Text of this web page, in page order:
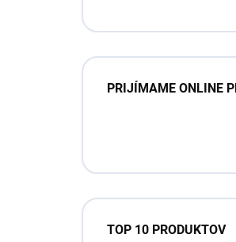
PRIJÍMAME ONLINE
TOP 10 PRODUKTOV